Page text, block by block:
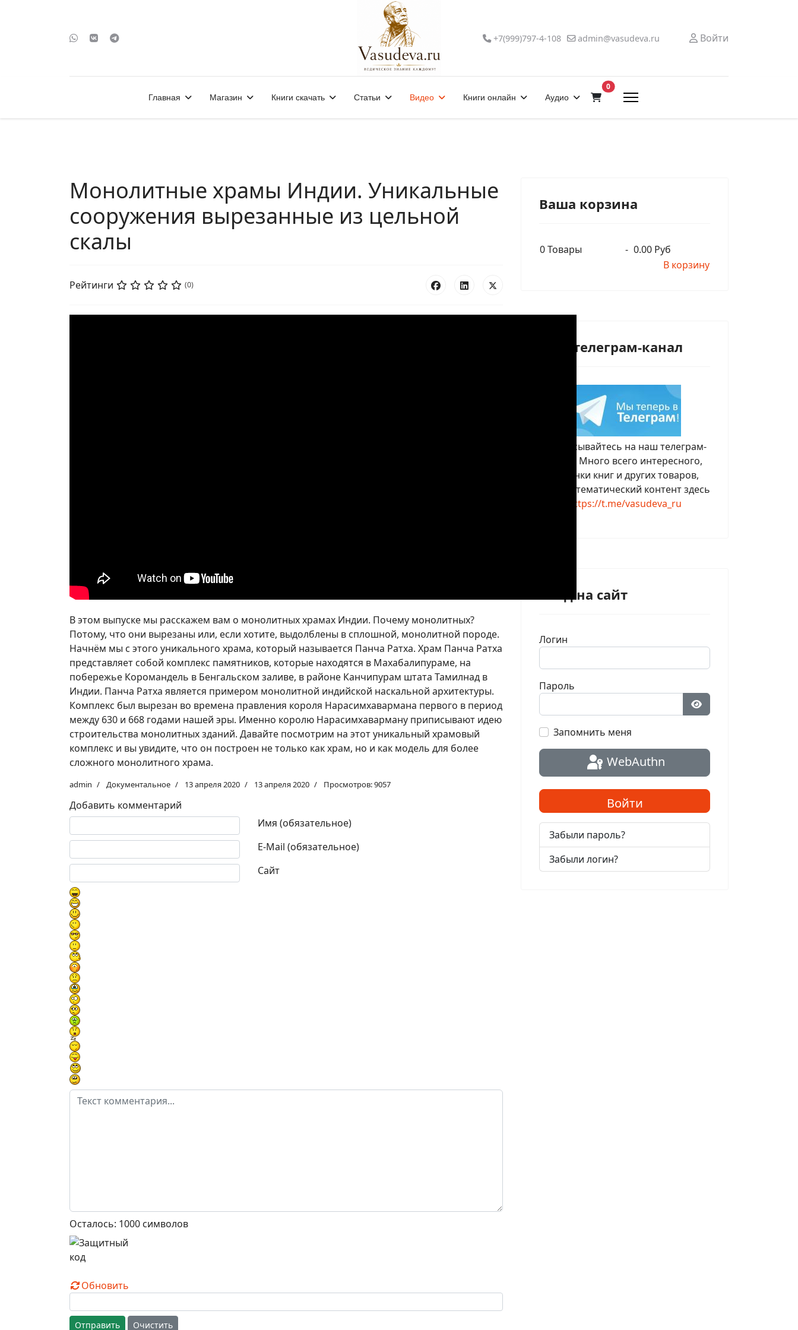
+7(999)797-4-108 admin@vasudeva.ru Войти
Главная Магазин Книги скачать Статьи Видео Книги онлайн Аудио
0В корзину
Монолитные храмы Индии. Уникальные
сооружения вырезанные из цельной
скалы
Рейтинги (0)
В этом выпуске мы расскажем вам о монолитных храмах Индии. Почему монолитных?
Потому, что они вырезаны или, если хотите, выдолблены в сплошной, монолитной породе.
Начнём мы с этого уникального храма, который называется Панча Ратха. Храм Панча Ратха
представляет собой комплекс памятников, которые находятся в Махабалипураме, на
побережье Коромандель в Бенгальском заливе, в районе Канчипурам штата Тамилнад в
Индии. Панча Ратха является примером монолитной индийской наскальной архитектуры.
Комплекс был вырезан во времена правления короля Нарасимхавармана первого в период
между 630 и 668 годами нашей эры. Именно королю Нарасимхаварману приписывают идею
строительства монолитных зданий. Давайте посмотрим на этот уникальный храмовый
комплекс и вы увидите, что он построен не только как храм, но и как модель для более
сложного монолитного храма.
admin Документальное 13 апреля 2020 13 апреля 2020 Просмотров: 9057
Добавить комментарий
Имя (обязательное)
E-Mail (обязательное)
Сайт
Текст комментария
Осталось: 1000 символов
Обновить
Отправить Очистить
Ваша корзина
0Товары - 0.00 Руб
В корзину
Наш телеграм-канал
Подписывайтесь на наш телеграм-
канал. Много всего интересного,
новинки книг и других товаров,
скидки, тематический контент здесь
https://t.me/vasudeva_ru
Вход на сайт
Логин
Пароль
Показать пароль
Запомнить меня
WebAuthn
Войти
Забыли пароль?
Забыли логин?